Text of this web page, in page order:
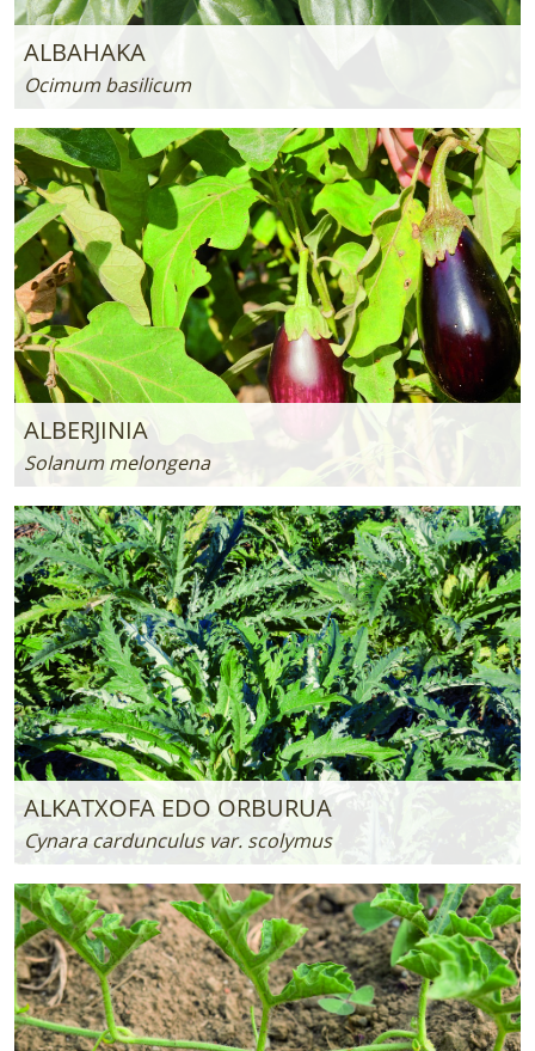
ALBAHAKA
Ocimum basilicum
ALBERJINIA
Solanum melongena
ALKATXOFA EDO ORBURUA
Cynara cardunculus var. scolymus